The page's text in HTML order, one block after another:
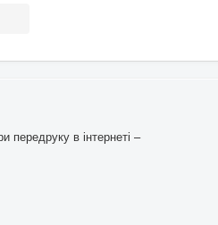
передруку в інтернеті –